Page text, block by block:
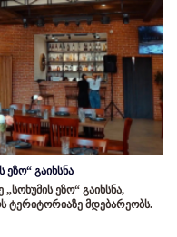
გაიხსნა
ეზო“ გაიხსნა,
ტერიტორიაზე მდებარეობს.